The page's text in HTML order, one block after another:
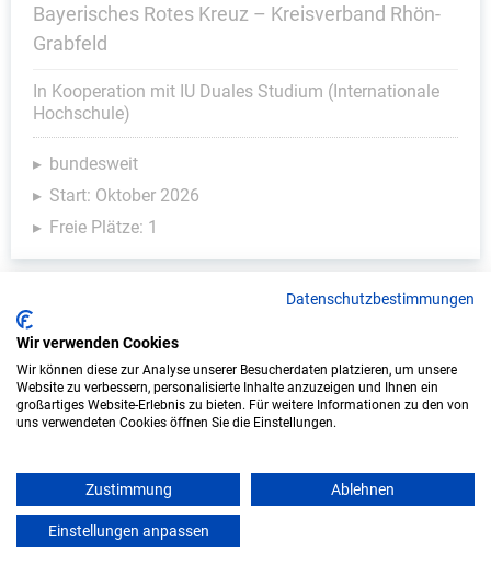
Bayerisches Rotes Kreuz – Kreisverband Rhön-
Grabfeld
In Kooperation mit IU Duales Studium (Internationale
Hochschule)
bundesweit
Start: Oktober 2026
Freie Plätze: 1
Duales Studium Soziale Arbeit (B.A.) am
virtuellen Campus - Körnerby GmbH
Körnerby GmbH
Datenschutzbestimmungen
Wir verwenden Cookies
Wir können diese zur Analyse unserer Besucherdaten platzieren, um unsere
Website zu verbessern, personalisierte Inhalte anzuzeigen und Ihnen ein
großartiges Website-Erlebnis zu bieten. Für weitere Informationen zu den von
uns verwendeten Cookies öffnen Sie die Einstellungen.
Zustimmung Ablehnen
Einstellungen anpassen